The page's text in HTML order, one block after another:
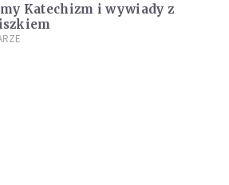
Katechizm i wywiady z